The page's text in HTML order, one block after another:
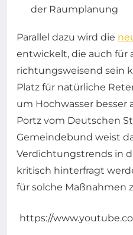
der Raumplanung
Parallel dazu wird die
entwickelt, die auch für
richtungsweisend sein
Platz für natürliche
um Hochwasser besser
Portz vom Deutschen
Gemeindebund weist
Verdichtungstrends in
kritisch hinterfragt
für solche Maßnahmen
https://